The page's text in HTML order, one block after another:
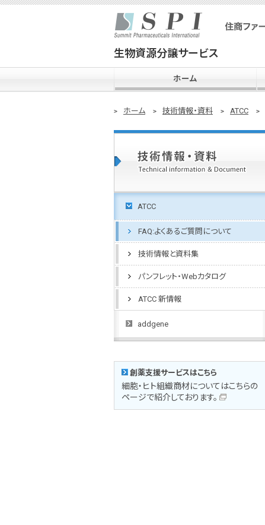
生物資源分譲サービス
ホーム
ホーム 技術情報・資料 ATCC
ATCC
FAQ:よくあるご質問について
技術情報と資料集
パンフレット・Webカタログ
ATCC 新情報
addgene
創薬支援サービスはこちら
細胞・ヒト組織商材についてはこちらの
ページで紹介しております。